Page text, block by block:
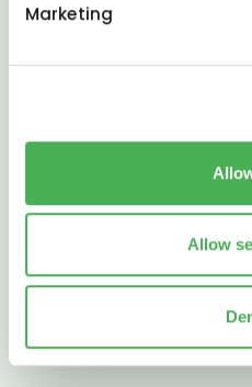
Find out more about how
We use cookies to
our social media,
may combine it with other
provided to them or that
Marketing
Allow